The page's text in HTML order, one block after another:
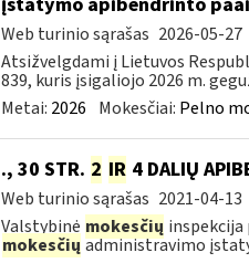
Web turinio sąrašas 2026-05-27
Atsižvelgdami į Lietuvos
839, kuris įsigaliojo 2026 m.
Metai: 2026 Mokesčiai: Pelno
., 30 STR. 2 IR 4 DALIŲ
Web turinio sąrašas 2021-04-13
Valstybinė mokesčių
mokesčių administravimo